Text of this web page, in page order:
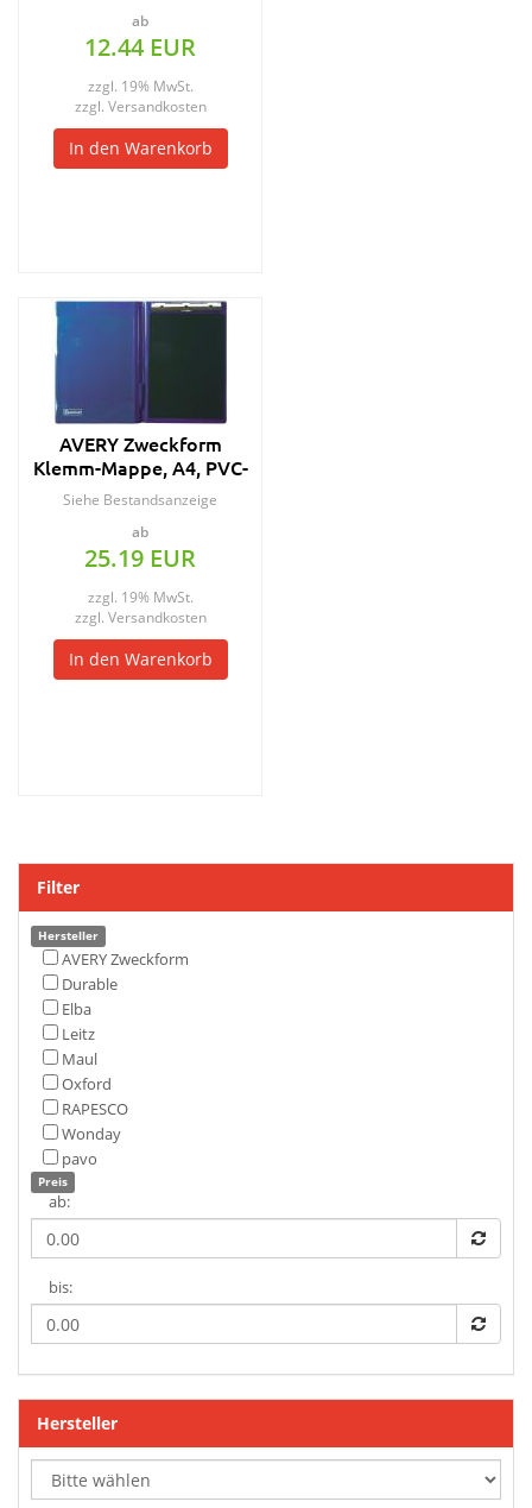
ab
12.44 EUR
zzgl. 19% MwSt.
zzgl. Versandkosten
In den Warenkorb
AVERY Zweckform
Klemm-Mappe, A4, PVC-
Folie, blau
Siehe Bestandsanzeige
ab
25.19 EUR
zzgl. 19% MwSt.
zzgl. Versandkosten
In den Warenkorb
Filter
Hersteller
AVERY Zweckform
Durable
Elba
Leitz
Maul
Oxford
RAPESCO
Wonday
pavo
Preis
ab:
bis:
Hersteller